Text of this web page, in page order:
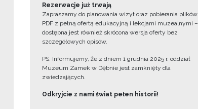
Rezerwacje już trwają
Zapraszamy do planowania wizyt oraz pobierania plików
PDF z pełną ofertą edukacyjną i lekcjami muzealnymi –
dostępna jest również skrócona wersja oferty bez
szczegółowych opisów.
PS. Informujemy, że z dniem 1 grudnia 2025 r. oddział
Muzeum Zamek w Dębnie jest zamknięty dla
zwiedzających.
Odkryjcie z nami świat pełen historii!